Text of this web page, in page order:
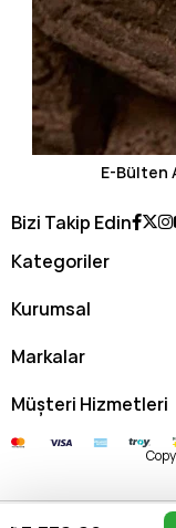
E-Bülten
Bizi Takip Edin
Kategoriler
Kurumsal
Markalar
Müşteri Hizmetleri